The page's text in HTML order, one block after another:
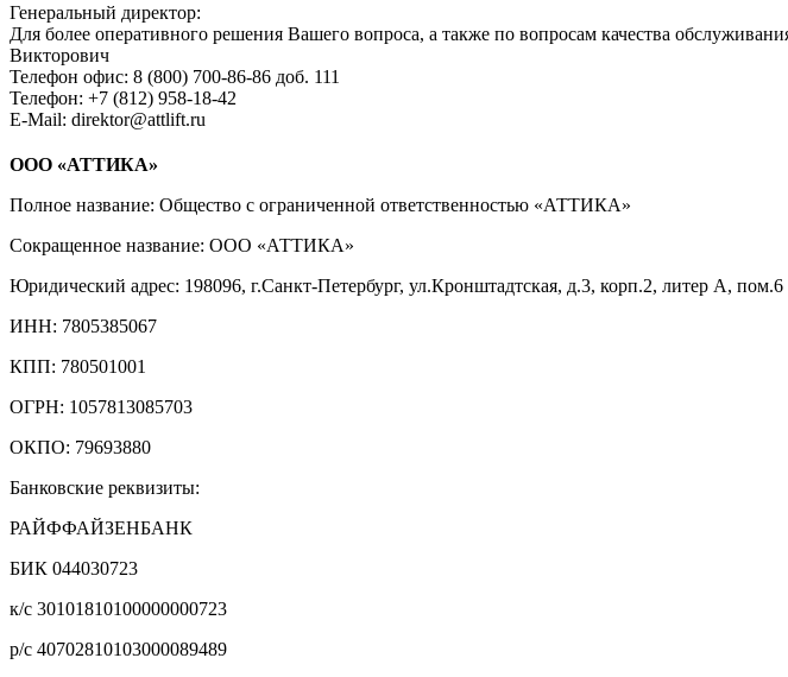
Генеральный директор:
Для более оперативного решения Вашего вопроса, а также по вопросам качества
Викторович
Телефон офис: 8 (800) 700-86-86 доб. 111
Телефон: +7 (812) 958-18-42
E-Mail: direktor@attlift.ru
ООО «АТТИКА»
Полное название: Общество с ограниченной ответственностью «АТТИКА»
Сокращенное название: ООО «АТТИКА»
Юридический адрес: 198096, г.Санкт-Петербург, ул.Кронштадтская, д.3, корп.2, литер А, пом.6
ИНН: 7805385067
КПП: 780501001
ОГРН: 1057813085703
ОКПО: 79693880
Банковские реквизиты:
РАЙФФАЙЗЕНБАНК
БИК 044030723
к/с 30101810100000000723
р/с 40702810103000089489